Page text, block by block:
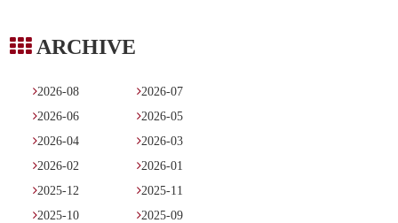
ARCHIVE
2026-08 2026-07
2026-06 2026-05
2026-04 2026-03
2026-02 2026-01
2025-12 2025-11
2025-10 2025-09